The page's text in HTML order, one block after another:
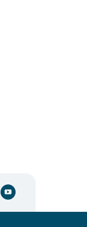
youtube-cirkel